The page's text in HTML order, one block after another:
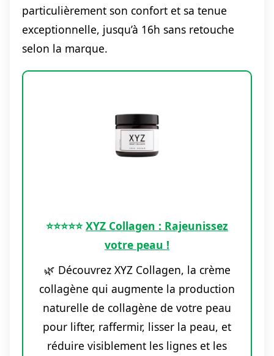
particulièrement son confort et sa tenue
exceptionnelle, jusqu’à 16h sans retouche
selon la marque.
⭐️⭐️⭐️⭐️⭐️XYZ Collagen : Rajeunissez
votre peau !
🌿 Découvrez XYZ Collagen, la crème
collagène qui augmente la production
naturelle de collagène de votre peau
pour lifter, raffermir, lisser la peau, et
réduire visiblement les lignes et les